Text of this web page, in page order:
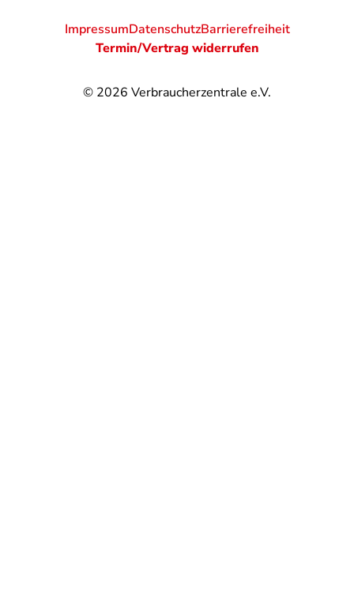
© 2026 Verbraucherzentrale e.V.
ImpressumDatenschutzBarrierefreiheit
Termin/Vertrag widerrufen